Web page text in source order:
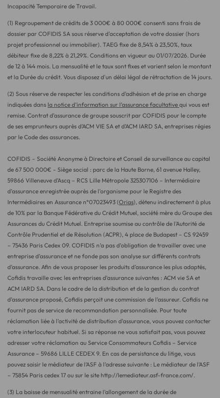
Incapacité Temporaire de Travail.
(1) Regroupement de crédits de 3 000€ à 80 000€ consenti sans frais de
dossier par COFIDIS SA sous réserve d'acceptation de votre dossier (hors
projet professionnel ou immobilier). TAEG fixe de 8,54% à 23,50%, taux
débiteur fixe de 8,22% à 21,29%. Conditions en vigueur au 01/07/2026. Durée
de 12 à 144 mois. La mensualité et le taux sont fixes et varient selon le montant
et la Durée du crédit. Vous disposez d'un délai légal de rétractation de 14 jours.
(2) Sous réserve de respecter les conditions d’adhésion et de prise en charge
indiquées dans la notice d’information sur l’assurance facultative qui vous est
remise. Contrat d’assurance de groupe souscrit par COFIDIS pour le compte
de ses emprunteurs auprès d’ACM VIE SA et d’ACM IARD SA, entreprises régies
par le Code des assurances.
COFIDIS – Société Anonyme à Directoire et Conseil de surveillance au capital
de 67 500 000€ - Siège social : parc de la Haute Borne, 61 avenue Halley,
59866 Villeneuve d’Ascq – RCS Lille Métropole 325307106 – Intermédiaire
d’assurance enregistrée auprès de l’organisme pour le Registre des
Intermédiaires en Assurance n°07023493 (Orias), détenu indirectement à plus
de 10% par la Banque Fédérative du Crédit Mutuel, société mère du Groupe des
Assurances du Crédit Mutuel. Entreprise soumise au contrôle de l’Autorité de
Contrôle Prudentiel et de Résolution (ACPR), 4 place de Budapest – CS 92459
– 75436 Paris Cedex 09. COFIDIS n’a pas d’obligation de travailler avec une
entreprise d’assurance et ne fonde pas son analyse sur différents contrats
d’assurance. Afin de vous proposer les produits d’assurance les plus adaptés,
Cofidis travaille avec les entreprises d’assurance suivantes : ACM vie SA et
ACM IARD SA. Dans le cadre de la distribution et de la gestion du contrat
d’assurance proposé, Cofidis perçoit une commission de l’assureur. Cofidis ne
fournit pas de service de recommandation personnalisée. Pour toute
réclamation liée à l’activité de distribution d’assurance, vous pouvez contacter
votre interlocuteur habituel. Si sa réponse ne vous satisfait pas, vous pouvez
adresser votre réclamation au Service Consommateurs Cofidis – Service
Assurance – 59686 LILLE CEDEX 9. En cas de persistance du litige, vous
pouvez saisir le médiateur de l’ASF à l’adresse suivante : Le médiateur de l’ASF
– 75854 Paris cedex 17 ou sur le site http://lemediateur.asf-france.com/.
(3) La baisse de mensualité entraine l’allongement de la durée de